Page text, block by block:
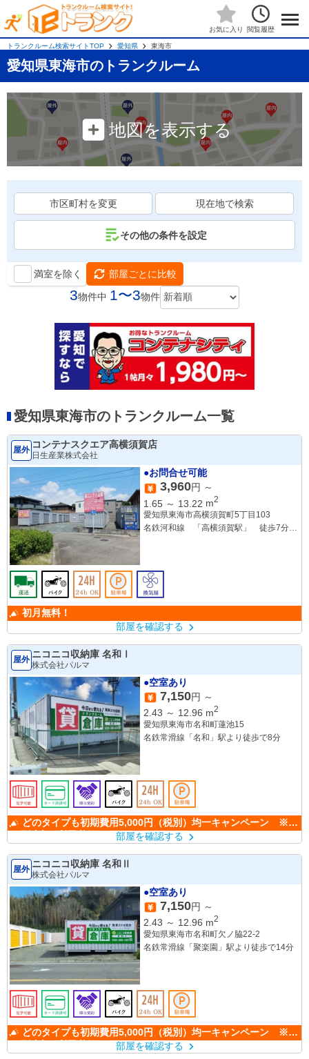
お気に入り 閲覧履歴
トランクルーム検索サイトTOP 愛知県 東海市
愛知県東海市のトランクルーム
地図を表示する
市区町村を変更 現在地で検索
その他の条件を設定
満室を除く 部屋ごとに比較
3物件中 1〜3物件
愛知県東海市のトランクルーム一覧
屋外 コンテナスクエア高横須賀店
日生産業株式会社
●お問合せ可能
3,960円 ～
1.65 ～ 13.22 m2
愛知県東海市高横須賀町5丁目103
名鉄河和線 「高横須賀駅」 徒歩7分
初月無料！
部屋を確認する
屋外 ニコニコ収納庫 名和Ⅰ
株式会社パルマ
●空室あり
7,150円 ～
2.43 ～ 12.96 m2
愛知県東海市名和町蓮池15
名鉄常滑線「名和」駅より徒歩で8分
部屋を確認する
屋外 ニコニコ収納庫 名和Ⅱ
株式会社パルマ
●空室あり
7,150円 ～
2.43 ～ 12.96 m2
愛知県東海市名和町欠ノ脇22-2
名鉄常滑線「聚楽園」駅より徒歩で14分
部屋を確認する